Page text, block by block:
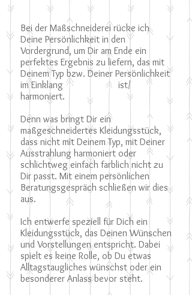
Bei der Maßschneiderei rücke ich
Deine Persönlichkeit in den
Vordergrund, um Dir am Ende ein
perfektes Ergebnis zu liefern, das mit
Deinem Typ bzw. Deiner Persönlichkeit
im Einklang ist/
harmoniert.
Denn was bringt Dir ein
maßgeschneidertes Kleidungsstück,
dass nicht mit Deinem Typ, mit Deiner
Ausstrahlung harmoniert oder
schlichtweg einfach farblich nicht zu
Dir passt. Mit einem persönlichen
Beratungsgespräch schließen wir dies
aus.
Ich entwerfe speziell für Dich ein
Kleidungsstück, das Deinen Wünschen
und Vorstellungen entspricht. Dabei
spielt es keine Rolle, ob Du etwas
Alltagstaugliches wünschst oder ein
besonderer Anlass bevor steht.